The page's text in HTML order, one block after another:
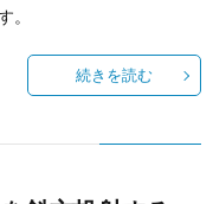
。
続きを読む